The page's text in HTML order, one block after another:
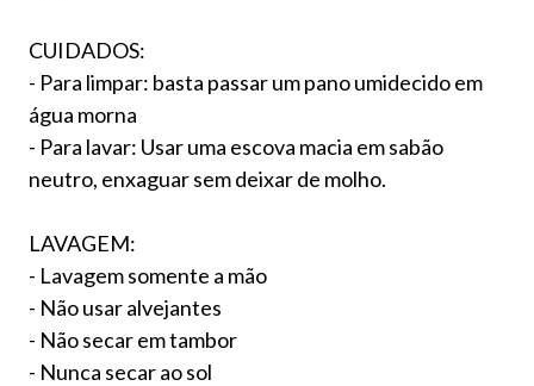
CUIDADOS:
- Para limpar: basta passar um pano umidecido em
água morna
- Para lavar: Usar uma escova macia em sabão
neutro, enxaguar sem deixar de molho.
LAVAGEM:
- Lavagem somente a mão
- Não usar alvejantes
- Não secar em tambor
- Nunca secar ao sol